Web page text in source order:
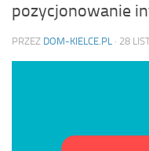
pozycjonowanie
PRZEZ DOM-KIELCE.PL · 28